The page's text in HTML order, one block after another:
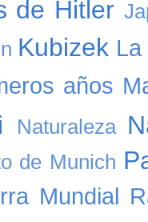
de Hitler
Kubizek
años
Naturaleza
de Munich
Mundial